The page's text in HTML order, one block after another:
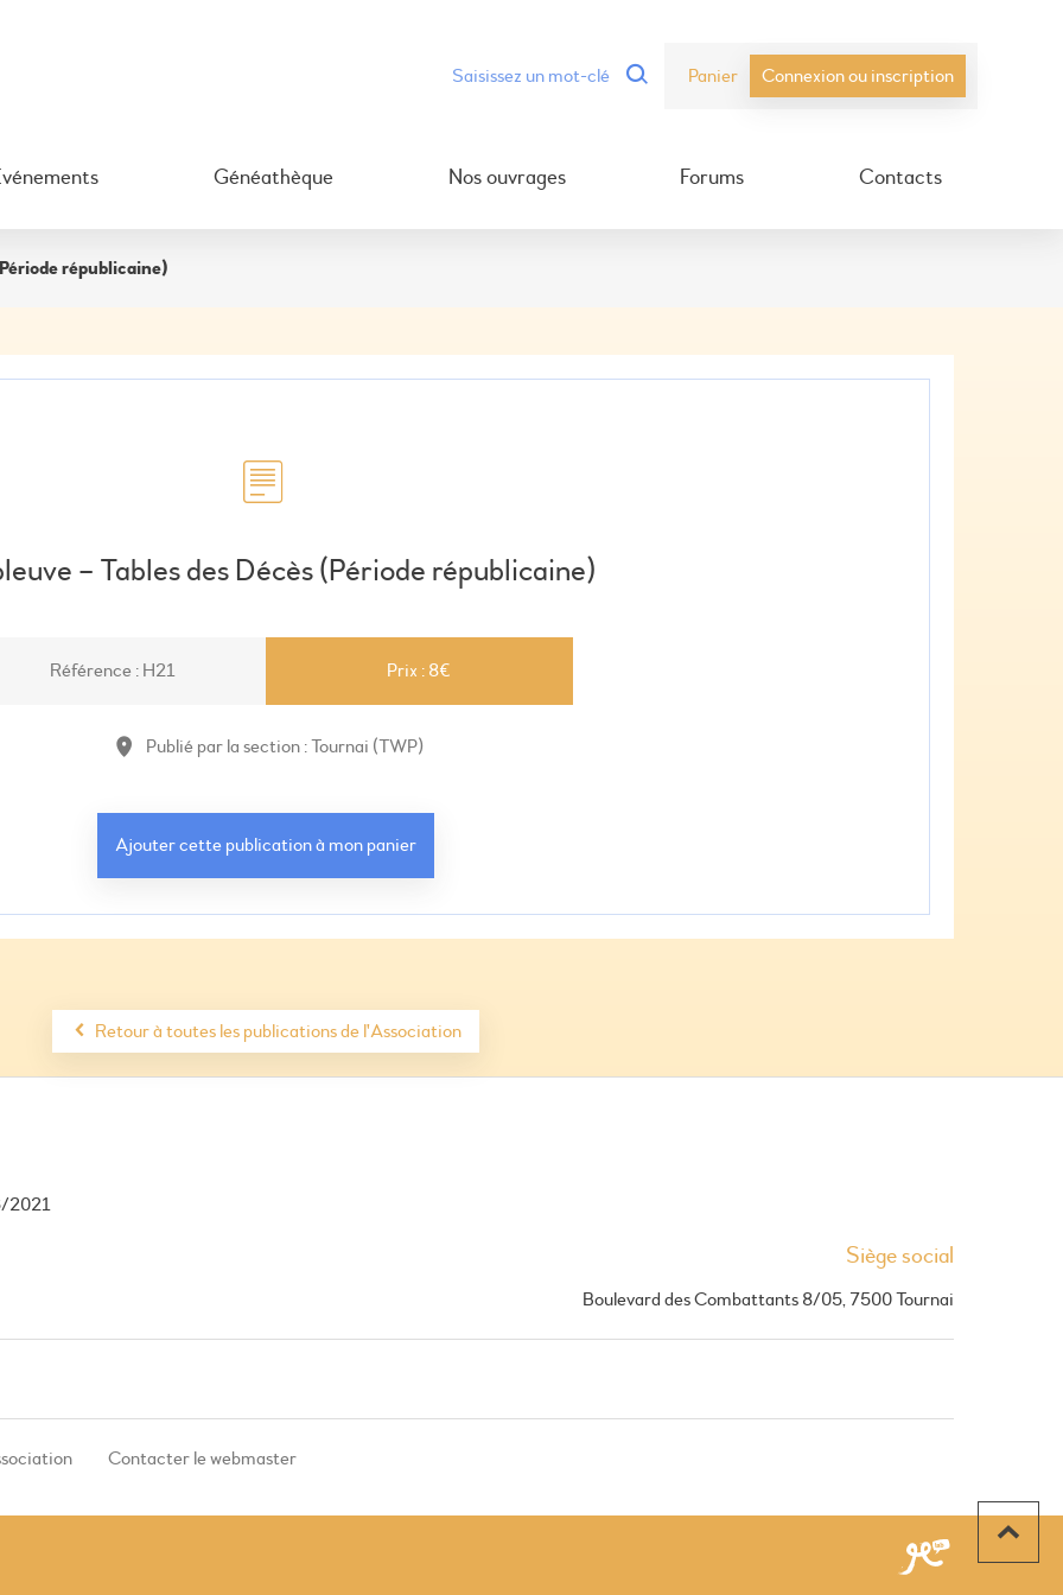
Panier Connexion ou inscription
Généathèque Nos ouvrages Forums Contacts
républicaine)
– Tables des Décès (Période républicaine)
Référence : H21 Prix : 8€
Publié par la section : Tournai (TWP)
Retour à toutes les publications de l'Association
2021
Siège social
Boulevard des Combattants 8/05, 7500 Tournai
Contacter le webmaster